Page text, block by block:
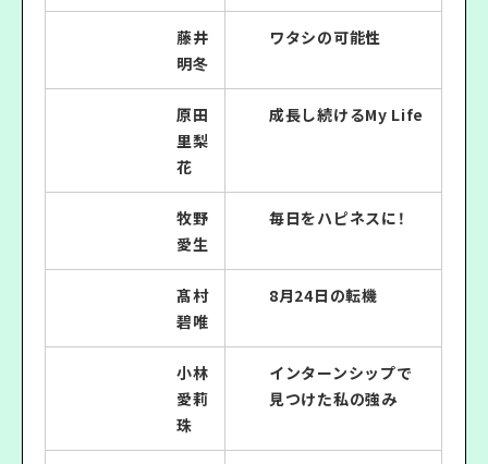
藤井
明冬
ワタシの可能性
原田
里梨
花
成長し続けるMy Life
牧野
愛生
毎日をハピネスに！
髙村
碧唯
8月24日の転機
小林
愛莉
珠
インターンシップで
見つけた私の強み